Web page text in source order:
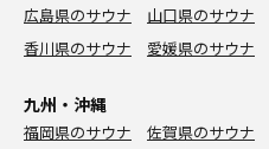
広島県のサウナ
山口県のサウナ
香川県のサウナ
愛媛県のサウナ
九州・沖縄
福岡県のサウナ 佐賀県のサウナ